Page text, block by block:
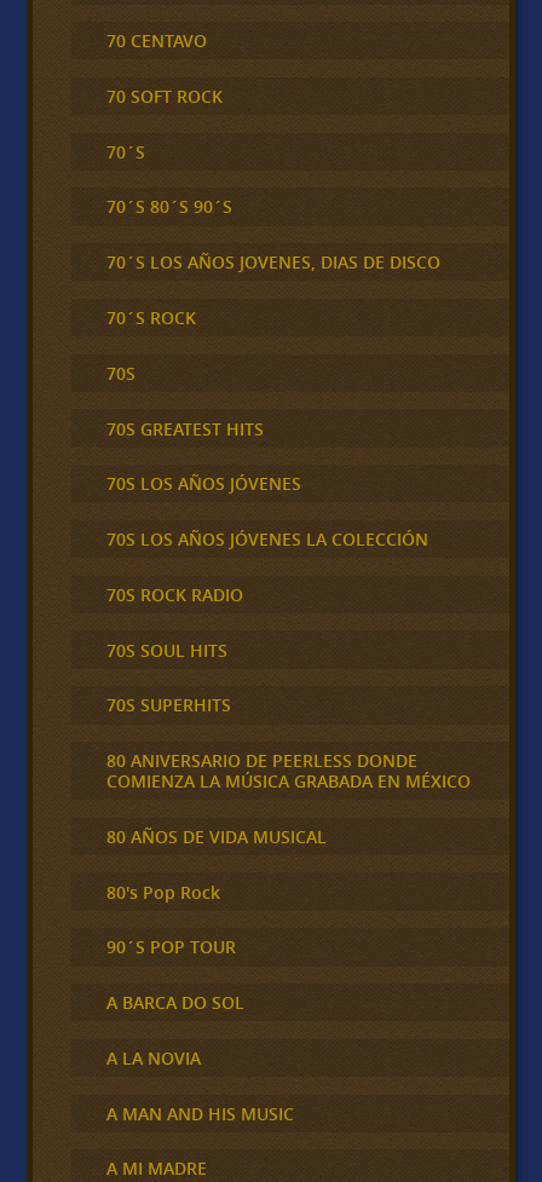
70 CENTAVO
70 SOFT ROCK
70´S
70´S 80´S 90´S
70´S LOS AÑOS JOVENES, DIAS DE DISCO
70´S ROCK
70S
70S GREATEST HITS
70S LOS AÑOS JÓVENES
70S LOS AÑOS JÓVENES LA COLECCIÓN
70S ROCK RADIO
70S SOUL HITS
70S SUPERHITS
80 ANIVERSARIO DE PEERLESS DONDE
COMIENZA LA MÚSICA GRABADA EN MÉXICO
80 AÑOS DE VIDA MUSICAL
80's Pop Rock
90´S POP TOUR
A BARCA DO SOL
A LA NOVIA
A MAN AND HIS MUSIC
A MI MADRE